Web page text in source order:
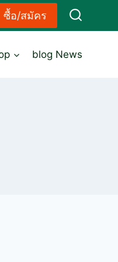
ซื้อ/สมัคร
blog News